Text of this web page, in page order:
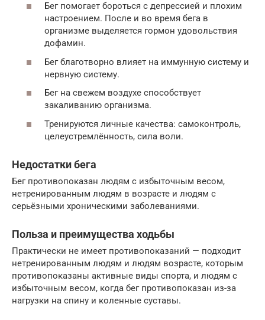
Бег помогает бороться с депрессией и плохим
настроением. После и во время бега в
организме выделяется гормон удовольствия
дофамин.
Бег благотворно влияет на иммунную систему и
нервную систему.
Бег на свежем воздухе способствует
закаливанию организма.
Тренируются личные качества: самоконтроль,
целеустремлённость, сила воли.
Недостатки бега
Бег противопоказан людям с избыточным весом,
нетренированным людям в возрасте и людям с
серьёзными хроническими заболеваниями.
Польза и преимущества ходьбы
Практически не имеет противопоказаний — подходит
нетренированным людям и людям возрасте, которым
противопоказаны активные виды спорта, и людям с
избыточным весом, когда бег противопоказан из-за
нагрузки на спину и коленные суставы.